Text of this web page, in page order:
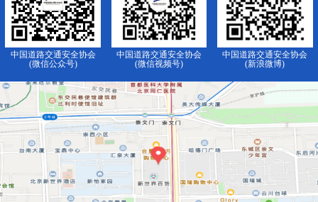
中国道路交通安全协会
(微信公众号)
中国道路交通安全协会
(微信视频号)
中国道路交通安全协会
(新浪微博)